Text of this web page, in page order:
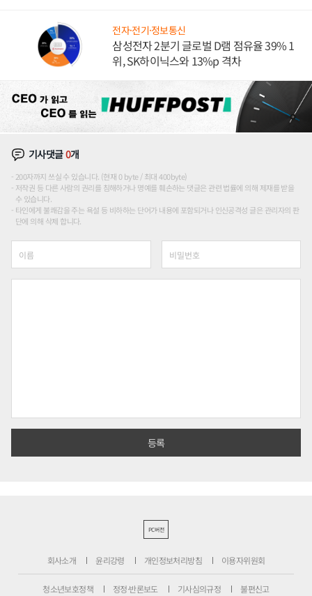
전자·전기·정보통신
삼성전자 2분기 글로벌 D램 점유율 39% 1
위, SK하이닉스와 13%p 격차
기사댓글0개
200자까지 쓰실 수 있습니다. (현재 0 byte / 최대 400byte)
저작권 등 다른 사람의 권리를 침해하거나 명예를 훼손하는 댓글은 관련 법률에 의해 제재를 받을
수 있습니다.
타인에게 불쾌감을 주는 욕설 등 비하하는 단어가 내용에 포함되거나 인신공격성 글은 관리자의 판
단에 의해 삭제 합니다.
PC버전
회사소개 윤리강령 개인정보처리방침 이용자위원회
청소년보호정책 정정·반론보도 기사심의규정 불편신고